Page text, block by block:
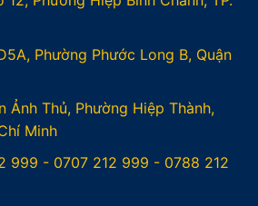
Phường Phước Long B, Quận
Ảnh Thủ, Phường Hiệp Thành,
Minh
999 - 0707 212 999 - 0788 212